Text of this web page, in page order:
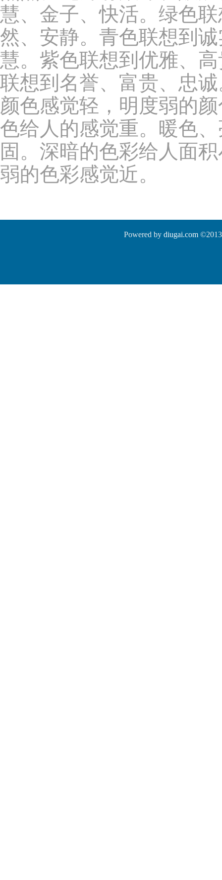
慧、金子、快活。绿色
然、安静。青色联想到
慧。紫色联想到优雅、
联想到名誉、富贵、忠
颜色感觉轻，明度弱的
色给人的感觉重。暖色
固。深暗的色彩给人面
弱的色彩感觉近。
Powered by diugai.com